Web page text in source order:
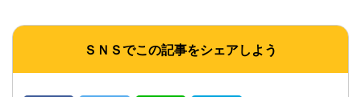
ＳＮＳでこの記事をシェアしよう